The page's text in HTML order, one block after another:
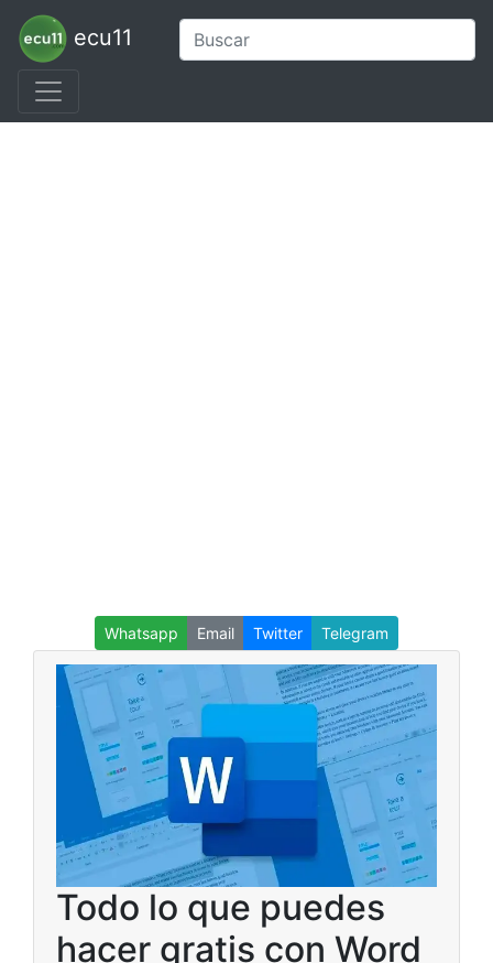
ecu11
Whatsapp Email Twitter Telegram
Todo lo que puedes
hacer gratis con Word